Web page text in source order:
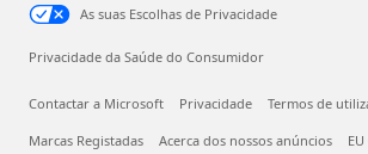
As suas Escolhas de Privacidade
Privacidade da Saúde do Consumidor
Contactar a Microsoft Privacidade Termos de
Marcas Registadas Acerca dos nossos anúncios